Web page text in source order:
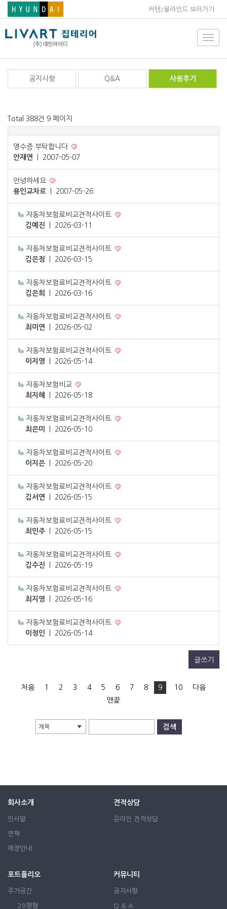
커텐/블라인드 보러가기
공지사항 Q&A 사용후기
Total 388건 9 페이지
영수증 부탁합니다
안재연
2007-05-07
안녕하세요
용인교차로
2007-05-26
자동차보험료비교견적사이트
김예진
2026-03-11
자동차보험료비교견적사이트
김은정
2026-03-15
자동차보험료비교견적사이트
김은희
2026-03-16
자동차보험료비교견적사이트
최미연
2026-05-02
자동차보험료비교견적사이트
이지영
2026-05-14
자동차보험비교
최지혜
2026-05-18
자동차보험료비교견적사이트
최은미
2026-05-10
자동차보험료비교견적사이트
이지은
2026-05-20
자동차보험료비교견적사이트
김서연
2026-05-15
자동차보험료비교견적사이트
최민주
2026-05-15
자동차보험료비교견적사이트
김수진
2026-05-19
자동차보험료비교견적사이트
최지영
2026-05-16
자동차보험료비교견적사이트
이정인
2026-05-14
글쓰기
처음 1 2 3 4 5 6 7 8 9 10
다음
맨끝
제목
회사소개
인사말
연혁
매장안내
견적상담
온라인 견적상담
포트폴리오
주거공간
· 20평형
커뮤니티
공지사항
Q & A